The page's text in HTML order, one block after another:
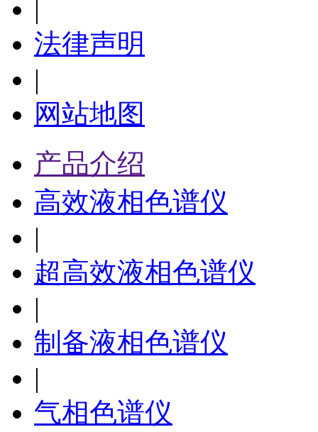
法律声明
|
网站地图
产品介绍
高效液相色谱仪
|
超高效液相色谱仪
|
制备液相色谱仪
|
气相色谱仪